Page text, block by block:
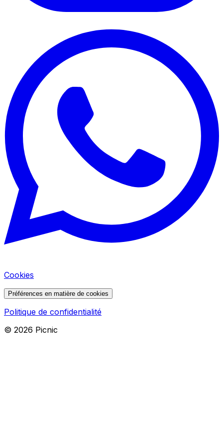
Cookies
Préférences en matière de cookies
Politique de confidentialité
© 2026 Picnic